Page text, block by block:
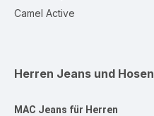
Camel Active
Herren Jeans und Hosen
MAC Jeans für Herren